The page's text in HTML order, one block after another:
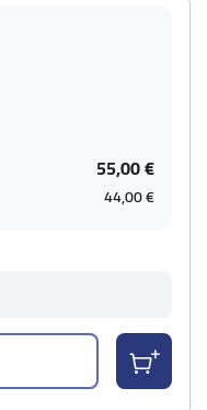
55,00 €
44,00 €